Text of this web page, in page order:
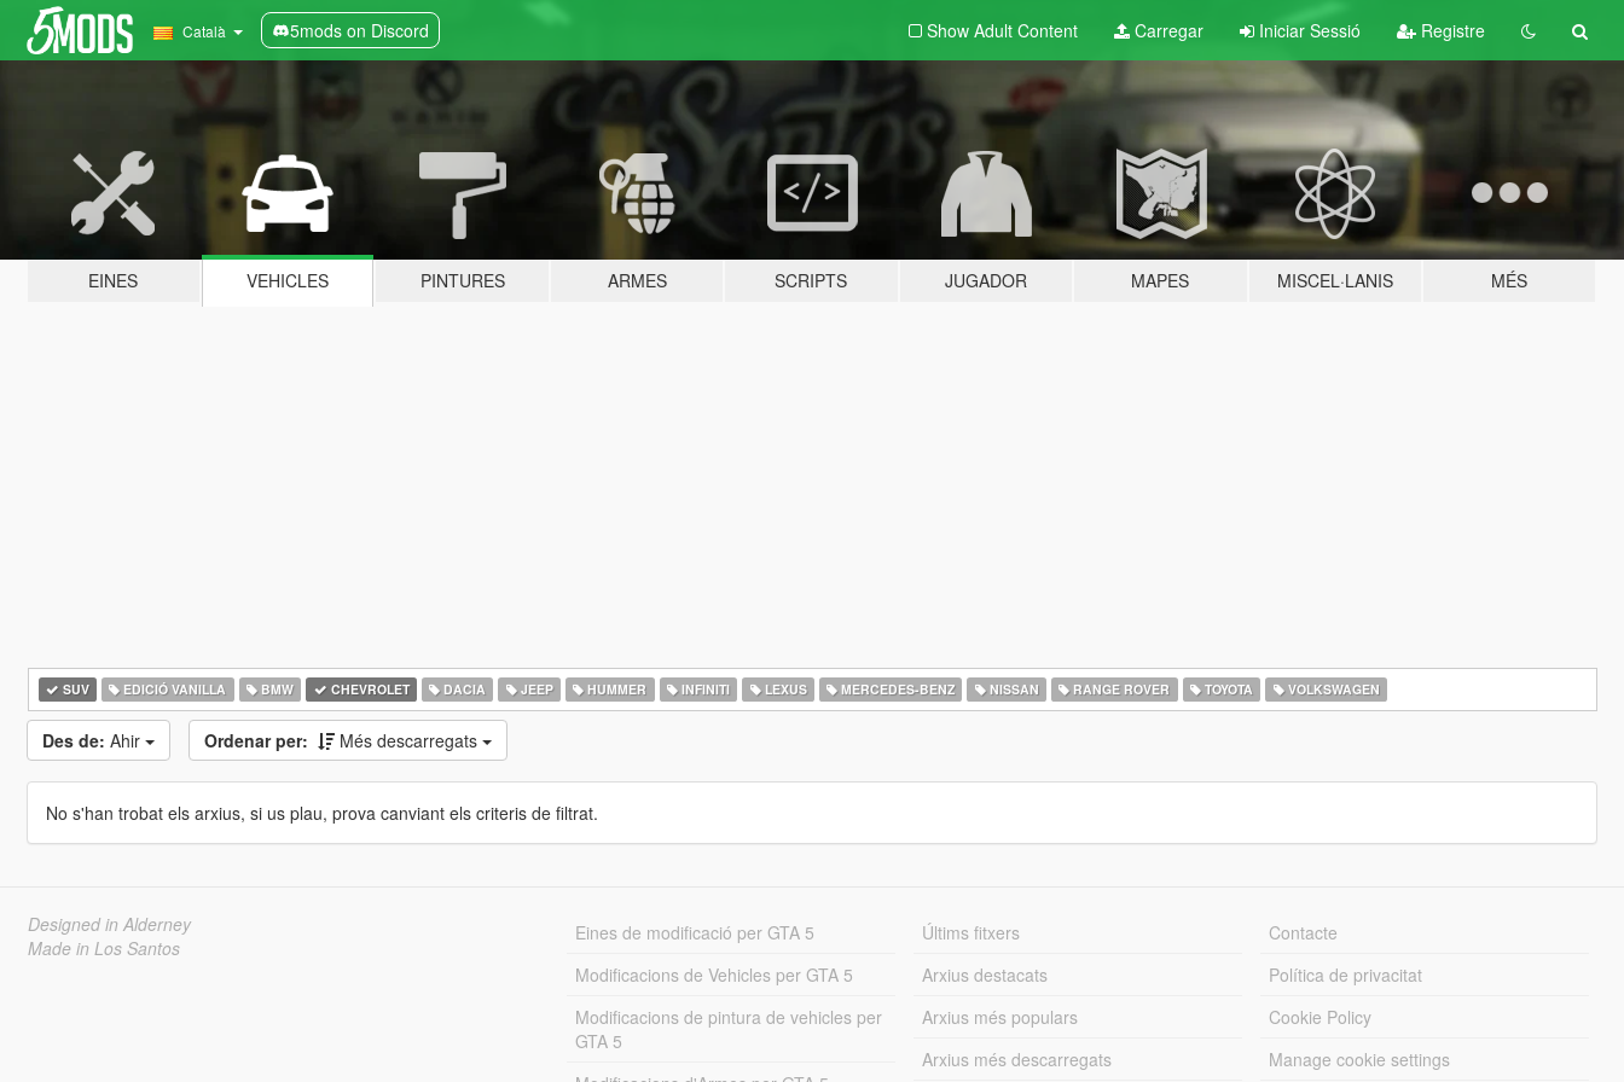
Català 5mods on Discord Show Adult Content Carregar Iniciar Sessió Registre
EINES VEHICLES PINTURES ARMES SCRIPTS JUGADOR MAPES MISCEL·LANIS MÉS
SUV EDICIÓ VANILLA BMW CHEVROLET DACIA JEEP HUMMER INFINITI LEXUS MERCEDES-BENZ NISSAN RANGE ROVER TOYOTA VOLKSWAGEN
Des de: Ahir Ordenar per: Més descarregats
No s'han trobat els arxius, si us plau, prova canviant els criteris de filtrat.
Designed in Alderney
Made in Los Santos
Eines de modificació per GTA 5
Modificacions de Vehicles per GTA 5
Modificacions de pintura de vehicles per
GTA 5
Últims fitxers
Arxius destacats
Arxius més populars
Arxius més descarregats
Contacte
Política de privacitat
Cookie Policy
Manage cookie settings